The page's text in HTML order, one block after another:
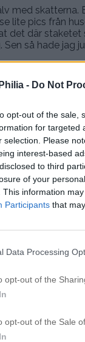
- Do Not
opt-out of the sale,
for targeted
selection. Please
interest-based
to third
of your
This information
Participants that
Data Processing
opt-out of the
opt-out of the Sale
med
lite pics från
det där
så hade jag
när
röra på sig. Det
världens
var enligt
girls!